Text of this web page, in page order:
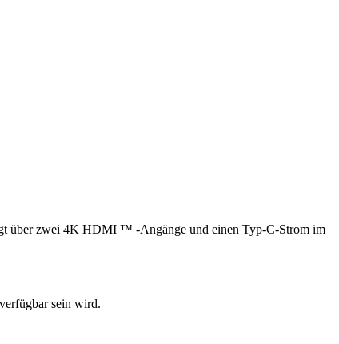
über zwei 4K HDMI ™ -Angänge und einen Typ-C-Strom im
sein wird.